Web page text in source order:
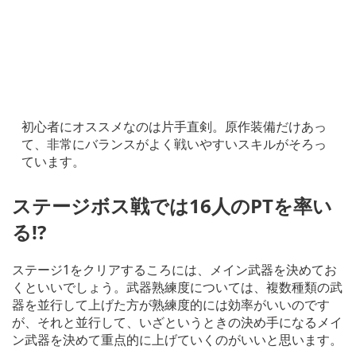
初心者にオススメなのは片手直剣。原作装備だけあっ
て、非常にバランスがよく戦いやすいスキルがそろっ
ています。
ステージボス戦では16人のPTを率い
る!?
ステージ1をクリアするころには、メイン武器を決めてお
くといいでしょう。武器熟練度については、複数種類の武
器を並行して上げた方が熟練度的には効率がいいのです
が、それと並行して、いざというときの決め手になるメイ
ン武器を決めて重点的に上げていくのがいいと思います。